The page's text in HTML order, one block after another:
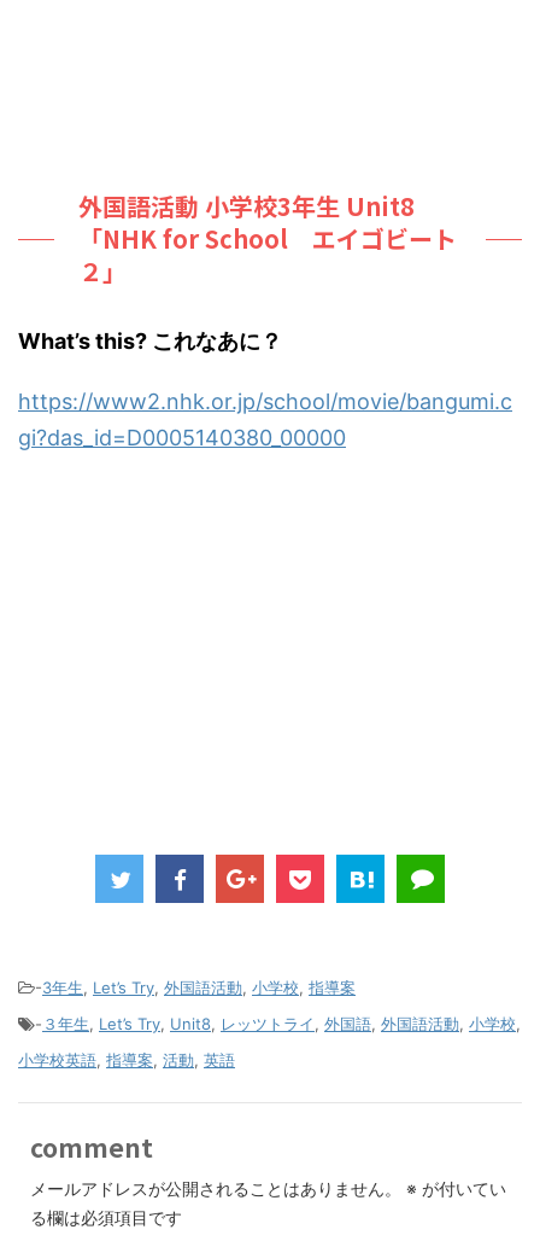
外国語活動 小学校3年生 Unit8
「NHK for School エイゴビート
２」
What’s this? これなあに？
https://www2.nhk.or.jp/school/movie/bangumi.c
gi?das_id=D0005140380_00000
-3年生, Let’s Try, 外国語活動, 小学校, 指導案
- ３年生, Let’s Try, Unit8, レッツトライ, 外国語, 外国語活動, 小学校,
小学校英語, 指導案, 活動, 英語
comment
メールアドレスが公開されることはありません。 ※ が付いてい
る欄は必須項目です